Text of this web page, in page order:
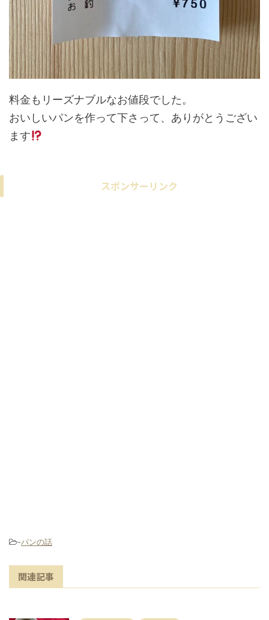
料金もリーズナブルなお値段でした。
おいしいパンを作って下さって、ありがとうござい
ます
スポンサーリンク
-パンの話
関連記事